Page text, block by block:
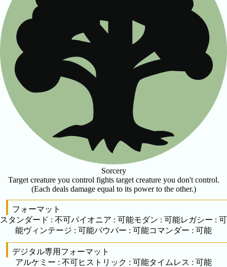
Sorcery
Target creature you control fights target creature you don't control.
(Each deals damage equal to its power to the other.)
フォーマット
スタンダード : 不可パイオニア : 可能モダン : 可能レガシー : 可
能ヴィンテージ : 可能パウパー : 可能コマンダー : 可能
デジタル専用フォーマット
アルケミー : 不可ヒストリック : 可能タイムレス : 可能